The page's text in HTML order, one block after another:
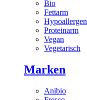
Bio
Fettarm
Hypoallergen
Proteinarm
Vegan
Vegetarisch
Marken
Anibio